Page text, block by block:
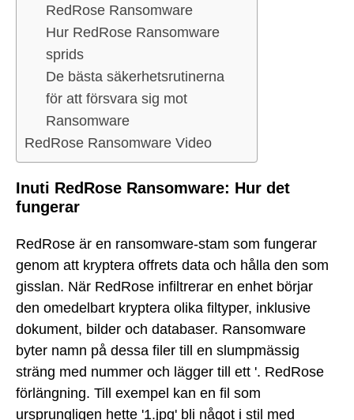
RedRose Ransomware
Hur RedRose Ransomware
sprids
De bästa säkerhetsrutinerna
för att försvara sig mot
Ransomware
RedRose Ransomware Video
Inuti RedRose Ransomware: Hur det
fungerar
RedRose är en ransomware-stam som fungerar
genom att kryptera offrets data och hålla den som
gisslan. När RedRose infiltrerar en enhet börjar
den omedelbart kryptera olika filtyper, inklusive
dokument, bilder och databaser. Ransomware
byter namn på dessa filer till en slumpmässig
sträng med nummer och lägger till ett '. RedRose
förlängning. Till exempel kan en fil som
ursprungligen hette '1.jpg' bli något i stil med